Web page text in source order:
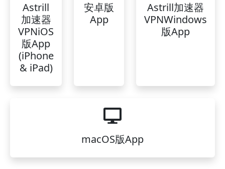
Astrill
加速器
VPNiOS
版App
(iPhone
& iPad)
安卓版
App
Astrill加速器
VPNWindows
版App
macOS版App